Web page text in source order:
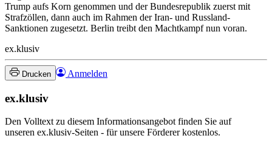
Trump aufs Korn genommen und der Bundesrepublik zuerst mit
Strafzöllen, dann auch im Rahmen der Iran- und Russland-
Sanktionen zugesetzt. Berlin treibt den Machtkampf nun voran.
ex.klusiv
Drucken Anmelden
ex.klusiv
Den Volltext zu diesem Informationsangebot finden Sie auf
unseren ex.klusiv-Seiten - für unsere Förderer kostenlos.